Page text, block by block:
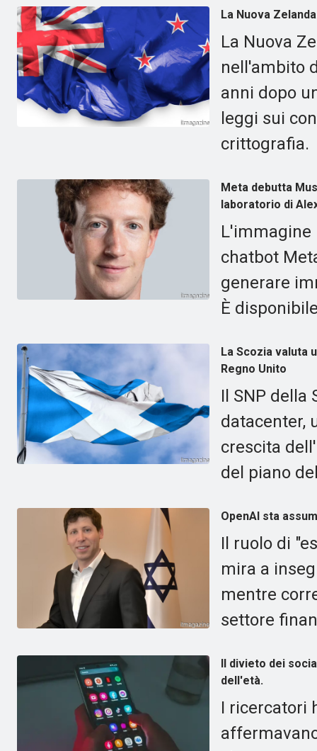
La Nuova
La Nuova
nell'ambito
anni dopo
leggi sui
crittografia.
Meta debutta
laboratorio di
L'immagine
chatbot
generare
È
La Scozia valuta
Regno Unito
Il SNP della
datacenter,
crescita
del piano
OpenAI sta
Il ruolo di
mira a
mentre
settore
Il divieto dei
dell'età.
I ricercatori